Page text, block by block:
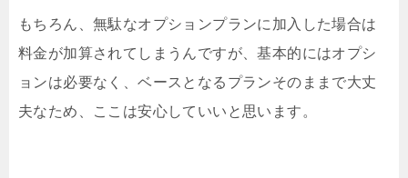
もちろん、無駄なオプションプランに加入した場合は
料金が加算されてしまうんですが、基本的にはオプシ
ョンは必要なく、ベースとなるプランそのままで大丈
夫なため、ここは安心していいと思います。